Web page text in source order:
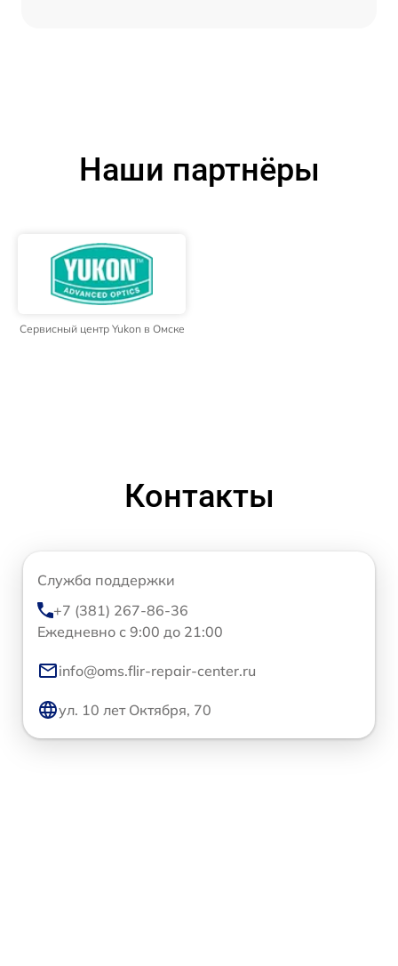
Наши партнёры
Сервисный центр Yukon в Омске
Контакты
Служба поддержки
+7 (381) 267-86-36
Ежедневно с 9:00 до 21:00
info@oms.flir-repair-center.ru
ул. 10 лет Октября, 70